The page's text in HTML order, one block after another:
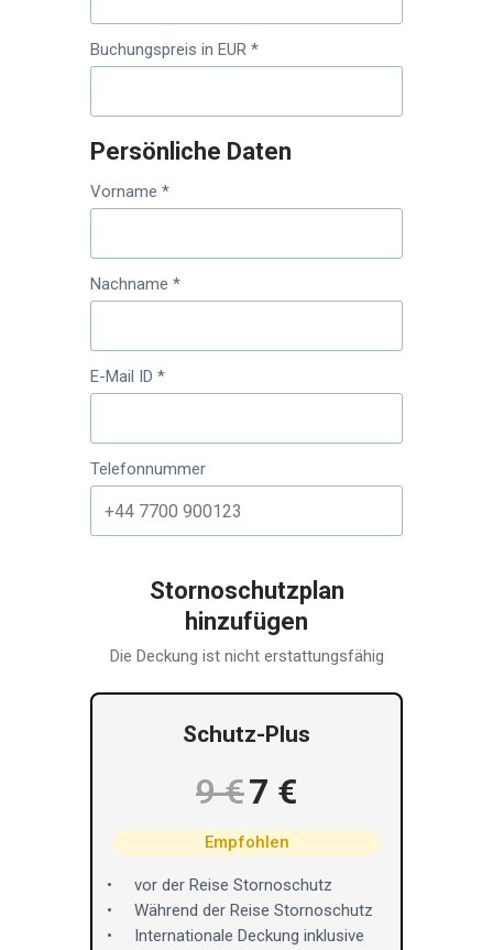
Buchungspreis in EUR *
Persönliche Daten
Vorname *
Nachname *
E-Mail ID *
Telefonnummer
Stornoschutzplan
hinzufügen
Die Deckung ist nicht erstattungsfähig
Schutz-Plus
9 €7 €
Empfohlen
vor der Reise Stornoschutz
Während der Reise Stornoschutz
Internationale Deckung inklusive